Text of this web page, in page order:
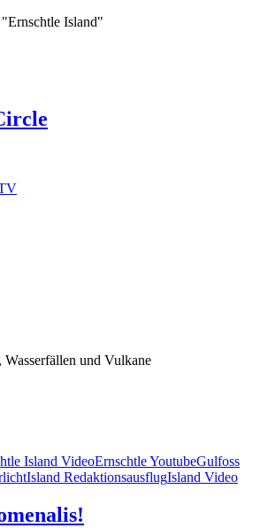
"Ernschtle Island"
und Vulkane
Island VideoErnschtle YoutubeGulfoss
Island RedaktionsausflugIsland Video